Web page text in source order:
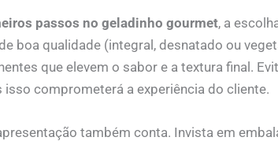
passos no geladinho gourmet, a
boa qualidade (integral, desnatado ou
que elevem o sabor e a textura final.
isso comprometerá a experiência do cliente.
também conta. Invista em